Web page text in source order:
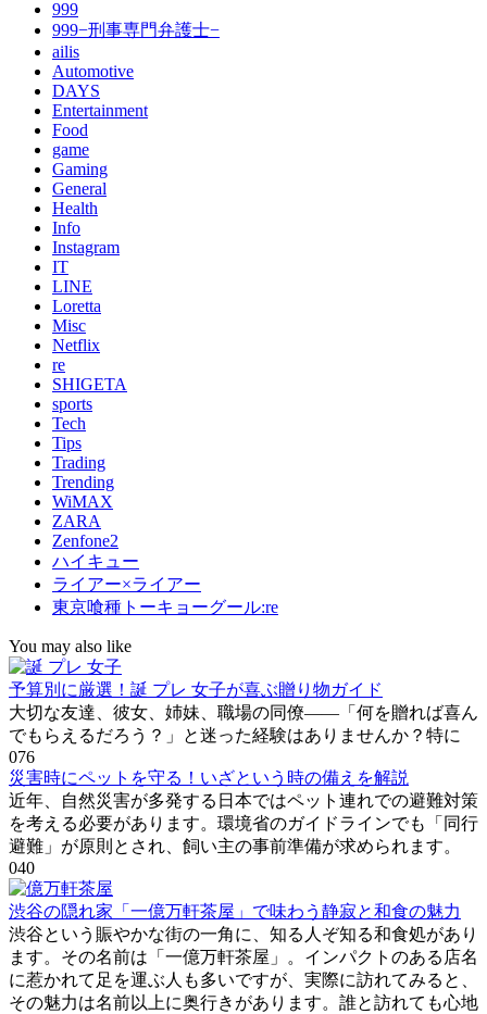
999
999−刑事専門弁護士−
ailis
Automotive
DAYS
Entertainment
Food
game
Gaming
General
Health
Info
Instagram
IT
LINE
Loretta
Misc
Netflix
re
SHIGETA
sports
Tech
Tips
Trading
Trending
WiMAX
ZARA
Zenfone2
ハイキュー
ライアー×ライアー
東京喰種トーキョーグール:re
You may also like
予算別に厳選！誕 プレ 女子が喜ぶ贈り物ガイド
大切な友達、彼女、姉妹、職場の同僚――「何を贈れば喜ん
でもらえるだろう？」と迷った経験はありませんか？特に
076
災害時にペットを守る！いざという時の備えを解説
近年、自然災害が多発する日本ではペット連れでの避難対策
を考える必要があります。環境省のガイドラインでも「同行
避難」が原則とされ、飼い主の事前準備が求められます。
040
渋谷の隠れ家「一億万軒茶屋」で味わう静寂と和食の魅力
渋谷という賑やかな街の一角に、知る人ぞ知る和食処があり
ます。その名前は「一億万軒茶屋」。インパクトのある店名
に惹かれて足を運ぶ人も多いですが、実際に訪れてみると、
その魅力は名前以上に奥行きがあります。誰と訪れても心地